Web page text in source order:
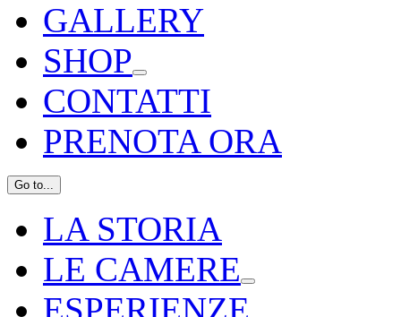
GALLERY
SHOP
CONTATTI
PRENOTA ORA
Go to...
LA STORIA
LE CAMERE